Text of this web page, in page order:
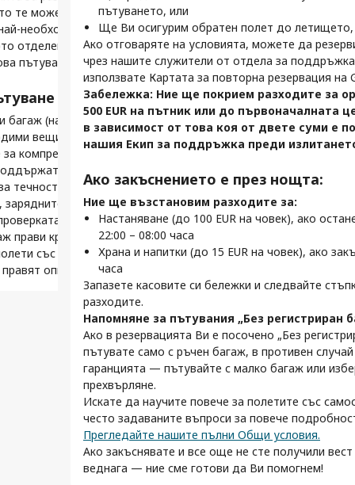
Останете информирани с Gotogate
приложението
Често задавани въпроси
Не забравяйте да си вземете
багажа (ако имате такъв) и да се
насладите на престоя си.
от професионалистите в пътуванията.
за безпроблемно пътуване със
за регистриране, за да управлявате всички
до бордни карти и да получавате актуална
на телефона си.
за регистрация.
часа преди заминаване. Настройте си
регистрацията.
престои.
самостоятелното прехвърляне означава
на багажа, смяна на терминали или повторно
за сигурност. Предвидете допълнително
прехвърляне означават, че трябва да
те може да се различават.
необходимото — ако не можете да вдигнете
отделение над главата си, значи той е
пътуване.
с малко багаж:
багаж (например раница или чанта) за
вещи.
компресиране или в малка торба за пране, за да
реда.
течности: 100 мл на продукт, в 1-литров плик.
устройства и най-необходимите вещи
за сигурност и качването на борда.
прави кратките престои по-лесни, по-бързи и по-
със самостоятелно прехвърляне е позволен
опитните пътници.
За
пътуването, или
Ще Ви осигурим обратен полет до летището,
Ако отговаряте на условията, можете да
чрез нашите служители от отдела за
използвате Картата за повторна резервация на
Забележка: Ние ще покрием разходите за
500 EUR на пътник или до първоначалната
в зависимост от това коя от двете суми е
нашия Екип за поддръжка преди
Ако закъснението е през нощта:
Ние ще възстановим разходите за:
Настаняване (до 100 EUR на човек), ако
22:00 – 08:00 часа
Храна и напитки (до 15 EUR на човек), ако
часа
Запазете касовите си бележки и следвайте
разходите.
Напомняне за пътувания „Без регистриран
Ако в резервацията Ви е посочено „Без
пътувате само с ръчен багаж, в противен
гаранцията — пътувайте с малко багаж или
прехвърляне.
Искате да научите повече за полетите със
често задаваните въпроси за повече
Прегледайте нашите пълни Общи условия.
Ако закъснявате и все още не сте получили
веднага — ние сме готови да Ви помогнем!